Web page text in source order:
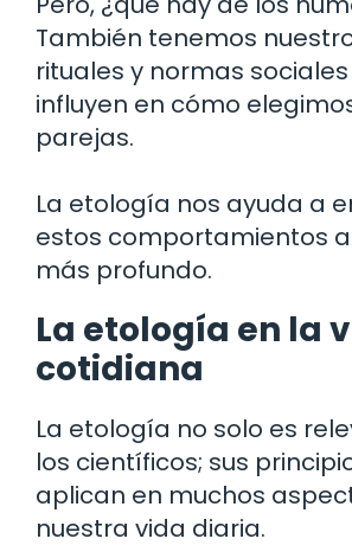
También tenemos
rituales y normas
influyen en cómo
parejas.
La etología nos ayuda a
estos comportamientos a
más profundo.
La etología en la
cotidiana
La etología no solo es
los científicos; sus
aplican en muchos
nuestra vida diaria.